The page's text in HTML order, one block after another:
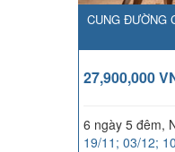
CUNG ĐƯỜNG
27,900,000
6 ngày 5 đêm,
19/11; 03/12;